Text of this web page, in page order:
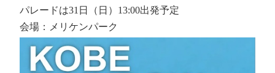
パレードは31日（日）13:00出発予定
会場：メリケンパーク